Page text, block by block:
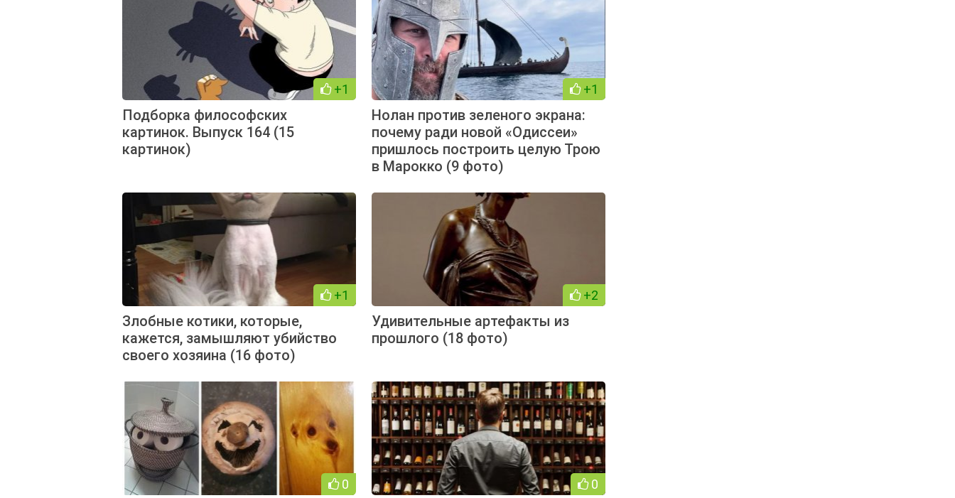
+1
Подборка философских
картинок. Выпуск 164 (15
картинок)
+1
Нолан против зеленого экрана:
почему ради новой «Одиссеи»
пришлось построить целую Трою
в Марокко (9 фото)
+1
Злобные котики, которые,
кажется, замышляют убийство
своего хозяина (16 фото)
+2
Удивительные артефакты из
прошлого (18 фото)
0 0